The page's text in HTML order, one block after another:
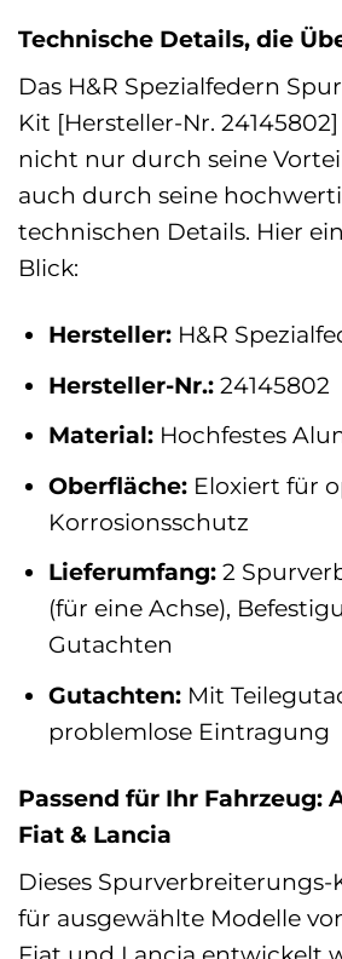
Technische Details, die
Das H&R Spezialfedern
Kit [Hersteller-Nr.
nicht nur durch seine
auch durch seine
technischen Details. Hier
Blick:
Hersteller:H&R
Hersteller-Nr.:24145802
Material:Hochfestes
Oberfläche:Eloxiert für
Korrosionsschutz
Lieferumfang:2
(für eine Achse),
Gutachten
Gutachten:Mit
problemlose Eintragung
Passend für Ihr Fahrzeug:
Fiat & Lancia
Dieses Spurverbreiterungs-
für ausgewählte Modelle